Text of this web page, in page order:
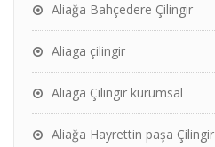
Aliağa Bahçedere Çilingir
Aliaga çilingir
Aliaga Çilingir kurumsal
Aliağa Hayrettin paşa Çilingir